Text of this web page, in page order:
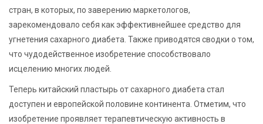
стран, в которых, по заверению маркетологов,
зарекомендовало себя как эффективнейшее средство для
угнетения сахарного диабета. Также приводятся сводки о том,
что чудодейственное изобретение способствовало
исцелению многих людей.
Теперь китайский пластырь от сахарного диабета стал
доступен и европейской половине континента. Отметим, что
изобретение проявляет терапевтическую активность в